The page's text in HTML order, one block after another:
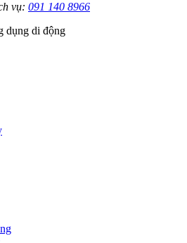
vụ: 091 140 8966
dụng di động